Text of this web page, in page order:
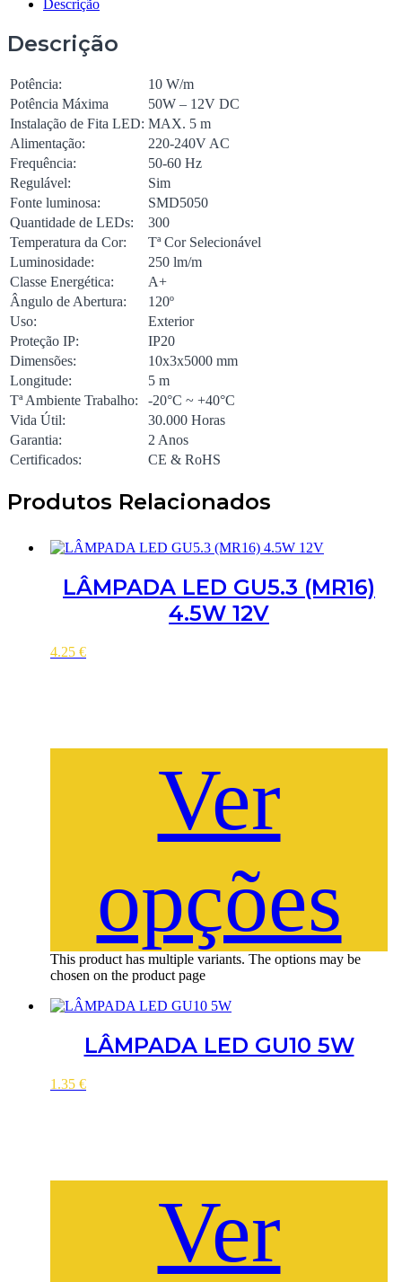
Descrição
Descrição
Potência:
10 W/m
Potência Máxima
50W – 12V DC
Instalação de Fita LED: MAX. 5 m
Alimentação:
220-240V AC
Frequência:
50-60 Hz
Regulável:
Sim
Fonte luminosa:
SMD5050
Quantidade de LEDs:
300
Temperatura da Cor:
Tª Cor Selecionável
Luminosidade:
250 lm/m
Classe Energética:
A+
Ângulo de Abertura:
120º
Uso:
Exterior
Proteção IP:
IP20
Dimensões:
10x3x5000 mm
Longitude:
5 m
Tª Ambiente Trabalho:
-20°C ~ +40°C
Vida Útil:
30.000 Horas
Garantia:
2 Anos
Certificados:
CE & RoHS
Produtos Relacionados
LÂMPADA LED GU5.3 (MR16)
4.5W 12V
4.25 €
Ver
opções
This product has multiple variants. The options may be
chosen on the product page
LÂMPADA LED GU10 5W
1.35 €
Ver